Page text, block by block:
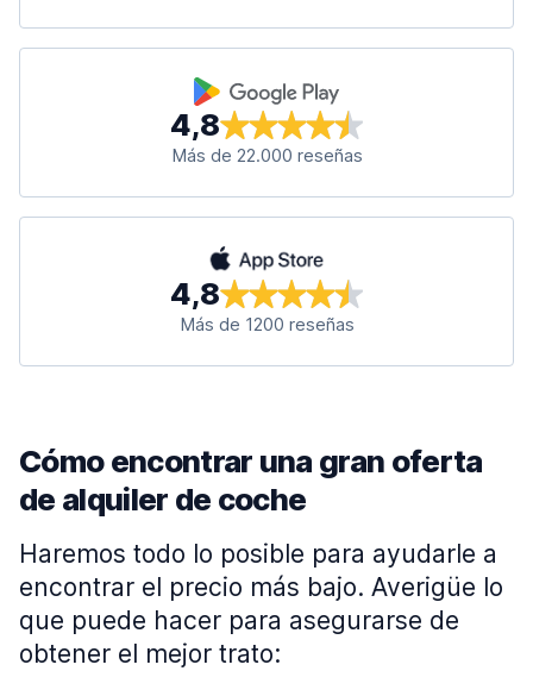
4,8
Más de 22.000 reseñas
4,8
Más de 1200 reseñas
Cómo encontrar una gran oferta
de alquiler de coche
Haremos todo lo posible para ayudarle a
encontrar el precio más bajo. Averigüe lo
que puede hacer para asegurarse de
obtener el mejor trato: